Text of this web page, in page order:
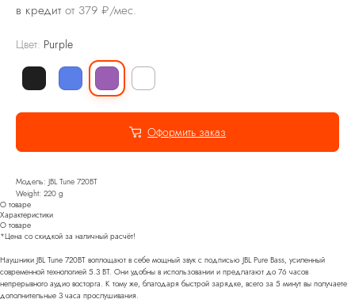
в кредит от 379 ₽/мес.
Цвет: Purple
Оформить заказ
Модель: JBL Tune 720BT
Weight: 220 g
О товаре
Характеристики
О товаре
*Цена со скидкой за наличный расчёт!
Наушники JBL Tune 720BT воплощают в себе мощный звук с подписью JBL Pure Bass, усиленный
современной технологией 5.3 BT. Они удобны в использовании и предлагают до 76 часов
непрерывного аудио восторга. К тому же, благодаря быстрой зарядке, всего за 5 минут вы получаете
дополнительные 3 часа прослушивания.